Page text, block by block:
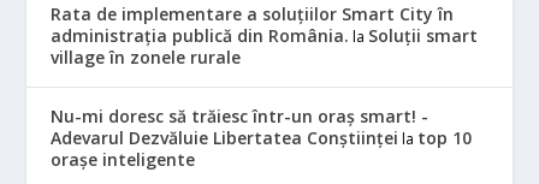
Rata de implementare a soluțiilor Smart City în
administrația publică din România. la Soluții smart
village în zonele rurale
Nu-mi doresc să trăiesc într-un oraș smart! -
Adevarul Dezvăluie Libertatea Conștiinței la top 10
orașe inteligente